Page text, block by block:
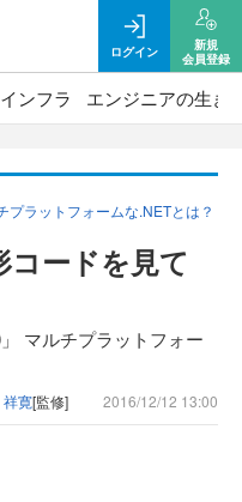
ログイン
新規
会員登録
インフラ エンジニアの生き
プラットフォームな.NETとは？
コードを見て
マルチプラットフォー
祥寛[監修] 2016/12/12 13:00